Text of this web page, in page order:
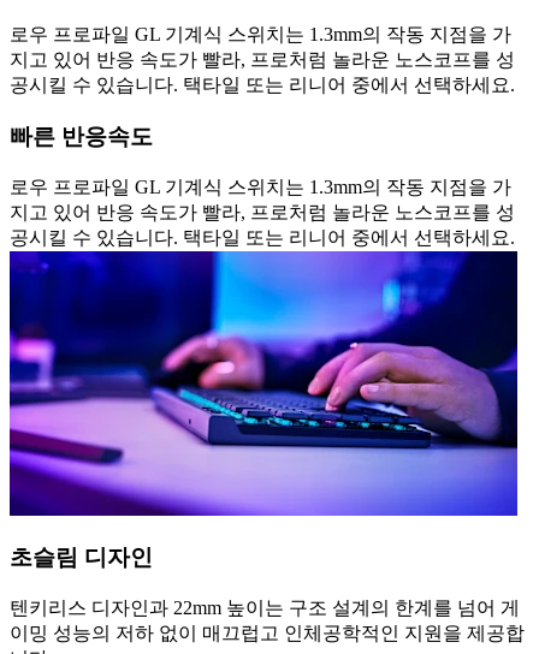
로우 프로파일 GL 기계식 스위치는 1.3mm의 작동 지점을 가
지고 있어 반응 속도가 빨라, 프로처럼 놀라운 노스코프를 성
공시킬 수 있습니다. 택타일 또는 리니어 중에서 선택하세요.
빠른 반응속도
로우 프로파일 GL 기계식 스위치는 1.3mm의 작동 지점을 가
지고 있어 반응 속도가 빨라, 프로처럼 놀라운 노스코프를 성
공시킬 수 있습니다. 택타일 또는 리니어 중에서 선택하세요.
초슬림 디자인
텐키리스 디자인과 22mm 높이는 구조 설계의 한계를 넘어 게
이밍 성능의 저하 없이 매끄럽고 인체공학적인 지원을 제공합